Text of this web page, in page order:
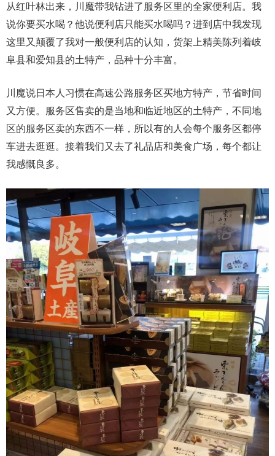
从红叶林出来，川魔带我钻进了服务区里的全家便利店。我
说你要买水喝？他说便利店只能买水喝吗？进到店中我发现
这里又颠覆了我对一般便利店的认知，货架上精美陈列着岐
阜县和爱知县的土特产，品种十分丰富。
川魔说日本人习惯在高速公路服务区买地方特产，节省时间
又方便。服务区售卖的是当地和临近地区的土特产，不同地
区的服务区卖的东西不一样，所以有的人会每个服务区都停
车进去逛逛。接着我们又去了礼品店和美食广场，每个都让
我感慨良多。